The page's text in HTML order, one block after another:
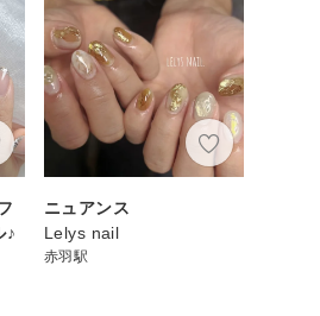
♪
ニュアンス
Lelys nail
赤羽駅